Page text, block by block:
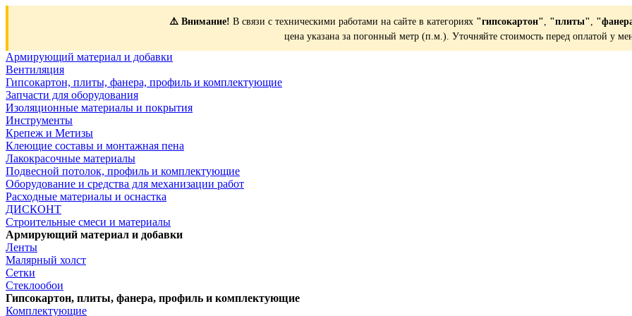
⚠️ Внимание! В связи с техническими работами на сайте в категориях "гипсокартон", "плиты",
цена указана за погонный метр (п.м.). Уточняйте стоимость перед оплатой у
Армирующий материал и добавки
Вентиляция
Гипсокартон, плиты, фанера, профиль и комплектующие
Запчасти для оборудования
Изоляционные материалы и покрытия
Инструменты
Крепеж и Метизы
Клеющие составы и монтажная пена
Лакокрасочные материалы
Подвесной потолок, профиль и комплектующие
Оборудование и средства для механизации работ
Расходные материалы и оснастка
ДИСКОНТ
Строительные смеси и материалы
Армирующий материал и добавки
Ленты
Малярный холст
Сетки
Стеклообои
Гипсокартон, плиты, фанера, профиль и комплектующие
Комплектующие